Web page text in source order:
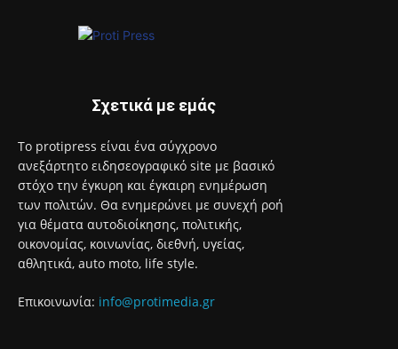
Σχετικά με εμάς
Το protipress είναι ένα σύγχρονο
ανεξάρτητο ειδησεογραφικό site με βασικό
στόχο την έγκυρη και έγκαιρη ενημέρωση
των πολιτών. Θα ενημερώνει με συνεχή ροή
για θέματα αυτοδιοίκησης, πολιτικής,
οικονομίας, κοινωνίας, διεθνή, υγείας,
αθλητικά, auto moto, life style.
Επικοινωνία: info@protimedia.gr